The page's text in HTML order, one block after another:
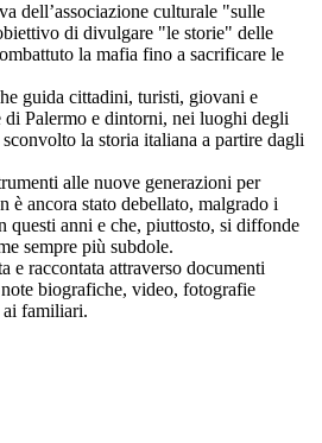
dell’associazione culturale "sulle
di divulgare "le storie" delle
la mafia fino a sacrificare le
guida cittadini, turisti, giovani e
di Palermo e dintorni, nei luoghi degli
la storia italiana a partire dagli
alle nuove generazioni per
è ancora stato debellato, malgrado i
questi anni e che, piuttosto, si diffonde
sempre più subdole.
e raccontata attraverso documenti
biografiche, video, fotografie
ai familiari.